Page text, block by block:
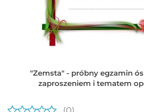
"Zemsta" - próbny egzamin
zaproszeniem i tematem